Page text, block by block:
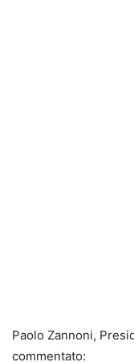
Paolo Zannoni,
commentato: